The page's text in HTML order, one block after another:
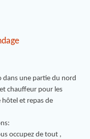
dans une partie du nord
chauffeur pour les
hôtel et repas de
occupez de tout ,